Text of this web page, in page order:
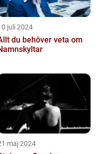
juli 2024
du behöver veta om
maj 2024